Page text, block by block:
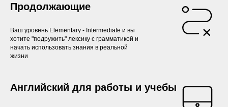
Продолжающие
Ваш уровень Elementary - Intermediate и вы
хотите "подружить" лексику с грамматикой и
начать использовать знания в реальной
жизни
Английский для работы и учебы